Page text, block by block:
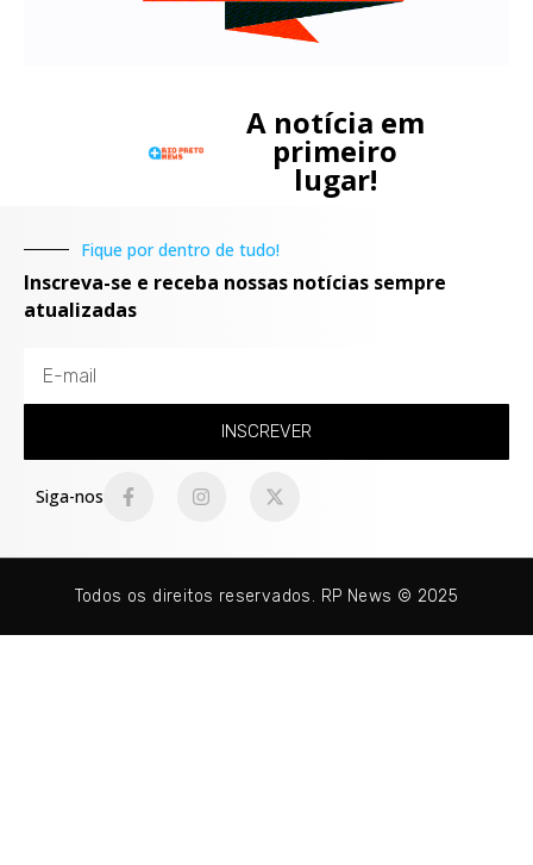
A notícia em
primeiro
lugar!
Fique por dentro de tudo!
Inscreva-se e receba nossas notícias sempre
atualizadas
INSCREVER
Siga-nos
Todos os direitos reservados. RP News © 2025